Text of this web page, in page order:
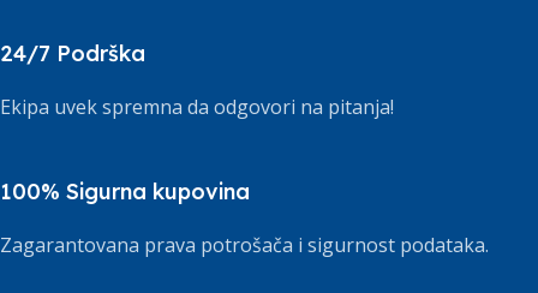
24/7 Podrška
Ekipa uvek spremna da odgovori na pitanja!
100% Sigurna kupovina
Zagarantovana prava potrošača i sigurnost podataka.